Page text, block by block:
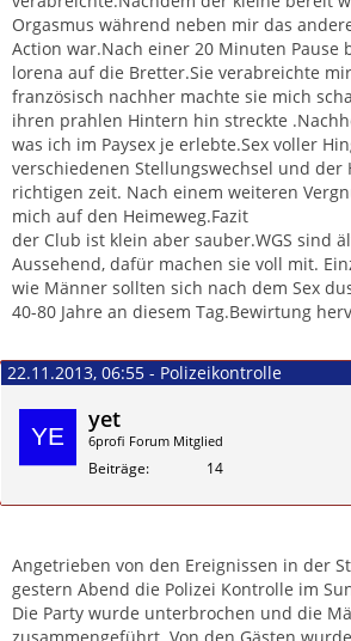
Orgasmus während neben mir das
Action war.Nach einer 20 Minuten Pause
lorena auf die Bretter.Sie verabreichte
französisch nachher machte sie mich
ihren prahlen Hintern hin streckte
was ich im Paysex je erlebte.Sex voller
verschiedenen Stellungswechsel und der
richtigen zeit. Nach einem weiteren
mich auf den Heimeweg.Fazit
der Club ist klein aber sauber.WGS sind
Aussehend, dafür machen sie voll mit.
wie Männer sollten sich nach dem Sex
40-80 Jahre an diesem Tag.Bewirtung
22.11.2013, 06:55 - Polizeikontrolle
yet
6profi Forum Mitglied
Beiträge 14
Angetrieben von den Ereignissen in der
gestern Abend die Polizei Kontrolle im
Die Party wurde unterbrochen und die
zusammengeführt. Von den Gästen